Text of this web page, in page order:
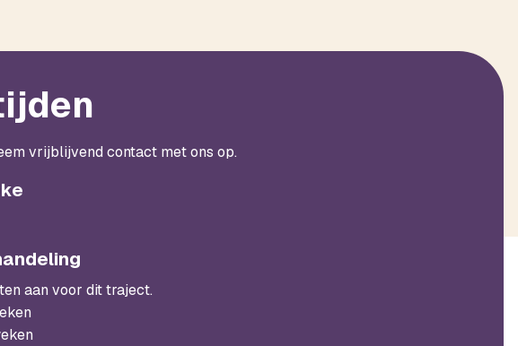
vrijblijvend contact met ons op.
aan voor dit traject.